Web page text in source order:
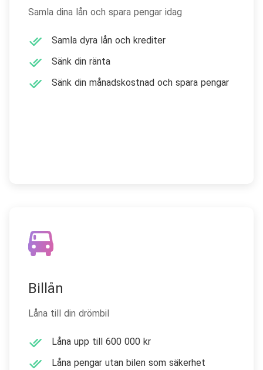
Samla dina lån och spara pengar idag
Samla dyra lån och krediter
Sänk din ränta
Sänk din månadskostnad och spara pengar
Billån
Låna till din drömbil
Låna upp till 600 000 kr
Låna pengar utan bilen som säkerhet